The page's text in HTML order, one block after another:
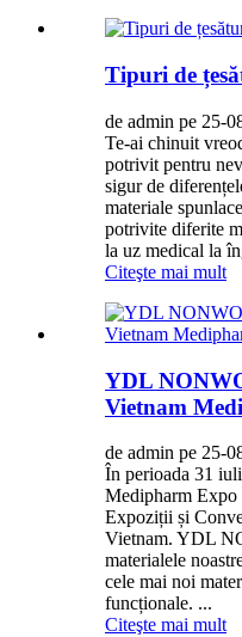
Tipuri de
de admin pe 25-
Te-ai chinuit
potrivit pentru
sigur de
materiale
potrivite diferite
la uz medical la
Citeşte mai mult
YDL
Vietnam
de admin pe 25-
În perioada 31
Medipharm Expo
Expoziții și
Vietnam. YDL
materialele
cele mai noi
funcționale. ...
Citeşte mai mult